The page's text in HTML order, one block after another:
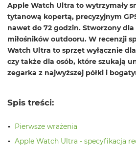
M
a
c
B
o
o
k
N
y
r
u
s
Apple Watch Ultra to wytrzymały
tytanową kopertą, precyzyjnym
nawet do 72 godzin. Stworzony
miłośników outdooru. W recenzji
Watch Ultra to sprzęt wyłącznie
czy także dla osób, które szukają
zegarka z najwyższej półki i
Spis treści:
Pierwsze wrażenia
Apple Watch Ultra - specyfikacja